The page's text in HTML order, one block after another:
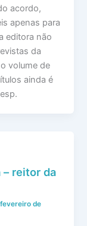
acordo,
apenas para
editora não
da
volume de
ainda é
reitor da
de